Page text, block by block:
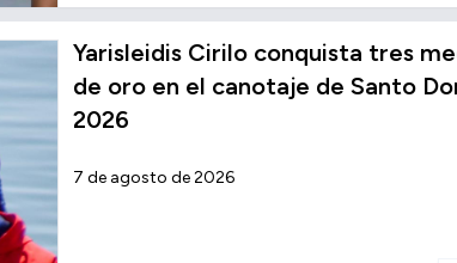
Yarisleidis Cirilo conquista tres
de oro en el canotaje de Santo
2026
7 de agosto de 2026